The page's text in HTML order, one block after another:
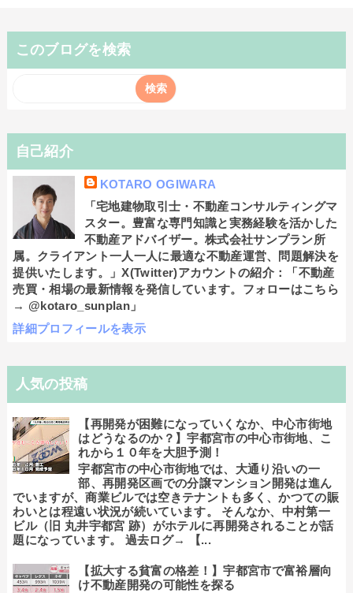
このブログを検索
自己紹介
KOTARO OGIWARA
「宅地建物取引士・不動産コンサルティングマ
スター。豊富な専門知識と実務経験を活かした
不動産アドバイザー。株式会社サンプラン所
属。クライアント一人一人に最適な不動産運営、問題解決を
提供いたします。」X(Twitter)アカウントの紹介：「不動産
売買・相場の最新情報を発信しています。フォローはこちら
→ @kotaro_sunplan」
詳細プロフィールを表示
人気の投稿
【再開発が困難になっていくなか、中心市街地
はどうなるのか？】宇都宮市の中心市街地、こ
れから１０年を大胆予測！
宇都宮市の中心市街地では、大通り沿いの一
部、再開発区画での分譲マンション開発は進ん
でいますが、商業ビルでは空きテナントも多く、かつての賑
わいとは程遠い状況が続いています。 そんなか、中村第一
ビル（旧 丸井宇都宮 跡）がホテルに再開発されることが話
題になっています。 過去ログ→ 【...
【拡大する貧富の格差！】宇都宮市で富裕層向
け不動産開発の可能性を探る